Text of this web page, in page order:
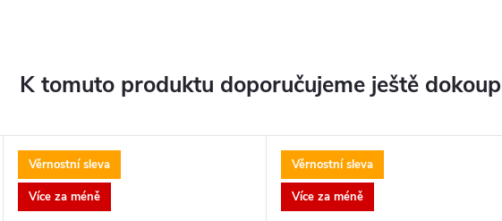
K tomuto produktu doporučujeme ještě
Věrnostní sleva
Více za méně
Věrnostní sleva
Více za méně